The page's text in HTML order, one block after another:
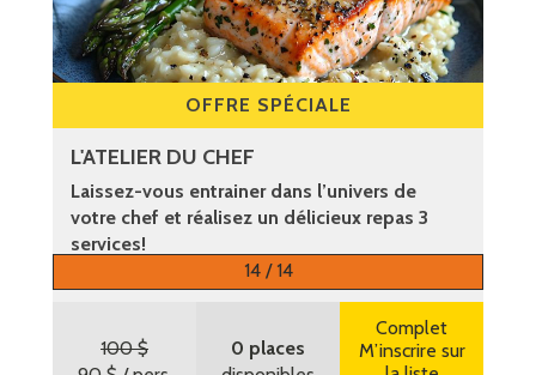
OFFRE SPÉCIALE
L'ATELIER DU CHEF
Laissez-vous entrainer dans l’univers de
votre chef et réalisez un délicieux repas 3
services!
Plus d’informations
14 / 14
100 $
0 places
Complet
M’inscrire sur